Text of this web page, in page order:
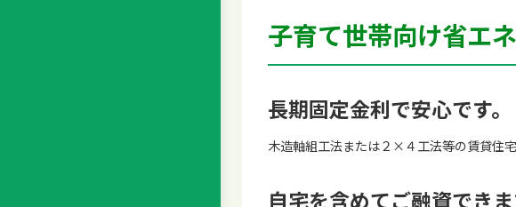
子育て世帯向け省エ
長期固定金利で安心です。
木造軸組工法または２×４工法等の賃貸住
自宅を含めてご融資できま